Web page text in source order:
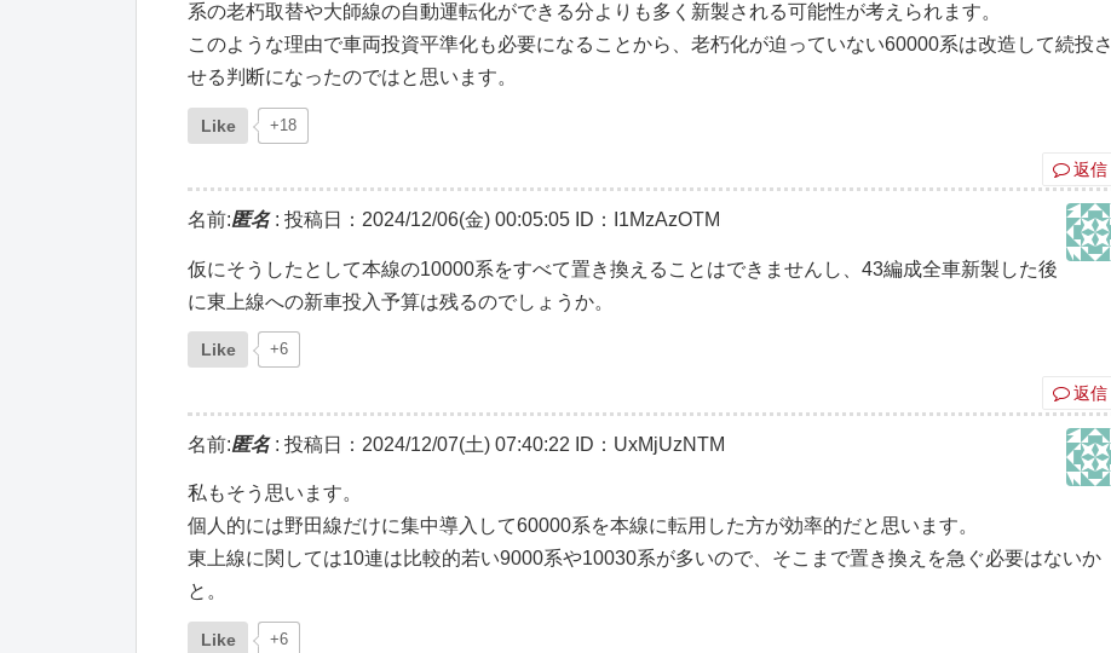
系の老朽取替や大師線の自動運転化ができる分よりも多く新製される可能性が考えられます。
このような理由で車両投資平準化も必要になることから、老朽化が迫っていない60000系は改造して続投さ
せる判断になったのではと思います。
Like +18
返信
名前:匿名: 投稿日：2024/12/06(金) 00:05:05 ID：I1MzAzOTM
仮にそうしたとして本線の10000系をすべて置き換えることはできませんし、43編成全車新製した後
に東上線への新車投入予算は残るのでしょうか。
Like +6
返信
名前:匿名: 投稿日：2024/12/07(土) 07:40:22 ID：UxMjUzNTM
私もそう思います。
個人的には野田線だけに集中導入して60000系を本線に転用した方が効率的だと思います。
東上線に関しては10連は比較的若い9000系や10030系が多いので、そこまで置き換えを急ぐ必要はないか
と。
Like +6